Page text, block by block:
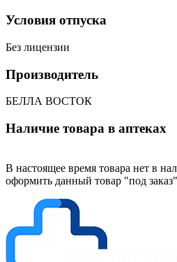
Условия отпуска
Без лицензии
Производитель
БЕЛЛА ВОСТОК
Наличие товара в аптеках
В настоящее время товара нет в
оформить данный товар "под